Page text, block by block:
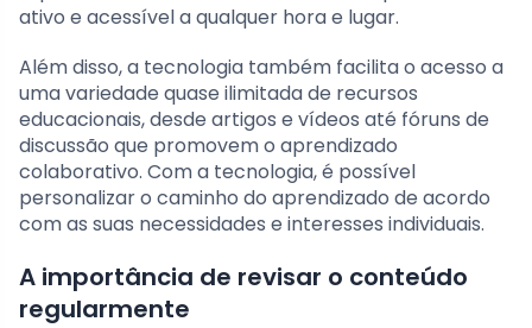
ativo e acessível a qualquer hora e lugar.
Além disso, a tecnologia também facilita o acesso a
uma variedade quase ilimitada de recursos
educacionais, desde artigos e vídeos até fóruns de
discussão que promovem o aprendizado
colaborativo. Com a tecnologia, é possível
personalizar o caminho do aprendizado de acordo
com as suas necessidades e interesses individuais.
A importância de revisar o conteúdo
regularmente